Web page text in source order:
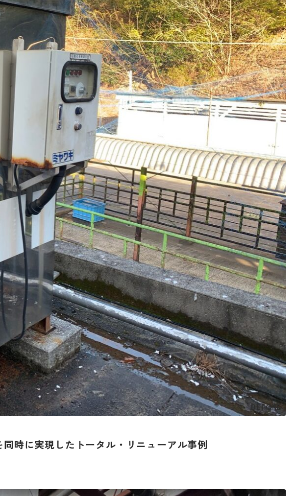
AFTER
BEFORE
時に実現したトータル・リニューアル事例